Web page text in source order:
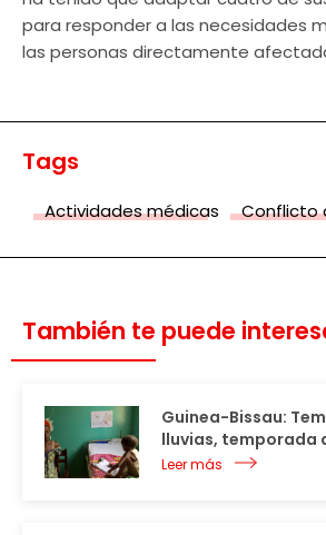
para responder a las necesidades
las personas directamente
Tags
Actividades médicas Conflicto
También te puede
Guinea-Bissau:
lluvias, temporada
Leer más